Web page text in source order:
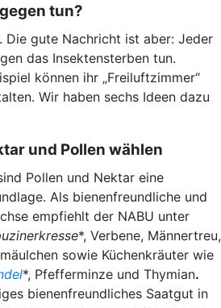
tun?
Die gute Nachricht ist aber: Jeder
das Insektensterben tun.
können ihr „Freiluftzimmer“
Wir haben sechs Ideen dazu
und Pollen wählen
Pollen und Nektar eine
Als bienenfreundliche und
empfiehlt der NABU unter
*, Verbene, Männertreu,
sowie Küchenkräuter wie
*, Pfefferminze und Thymian.
bienenfreundliches Saatgut in